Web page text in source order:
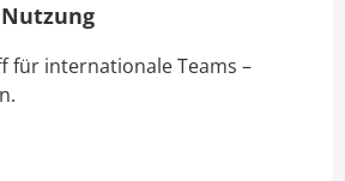
für internationale Teams –